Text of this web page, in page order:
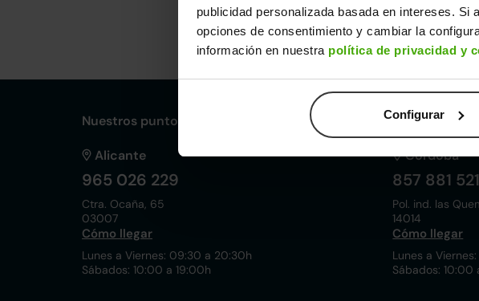
publicidad personalizada basada en intereses.
opciones de consentimiento y cambiar la
información en nuestra política de privacidad y
Configurar
Dimensiones y otros datos
Largo
Ancho
Alto
Nuestros puntos de venta Clicars:
Alicante
965 026 229
Ctra. Ocaña, 65
03007
Cómo llegar
Lunes a Viernes: 09:30 a 20:30h
Sábados: 10:00 a 19:00h
Córdoba
857 881 521
Pol. ind. las
14014
Cómo llegar
Lunes a
Sábados: 10:00